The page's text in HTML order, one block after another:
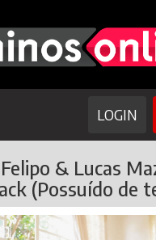
LOGIN
& Lucas
(Possuído de